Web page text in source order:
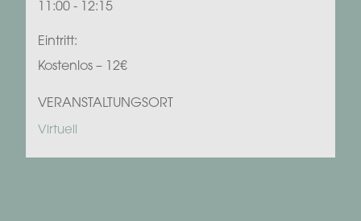
11:00 - 12:15
Eintritt:
Kostenlos – 12€
VERANSTALTUNGSORT
Virtuell